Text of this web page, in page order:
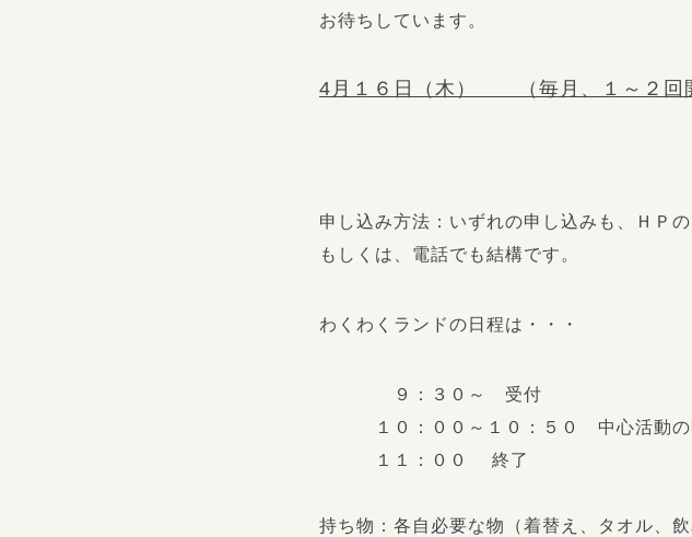
お待ちしています。
4月１６日（木） （毎月、１～２回
申し込み方法：いずれの申し込みも、ＨＰ
もしくは、電話でも結構です。
わくわくランドの日程は・・・
９：３０～ 受付
１０：００～１０：５０ 中心活動の時
１１：００ 終了
持ち物：各自必要な物（着替え、タオル、